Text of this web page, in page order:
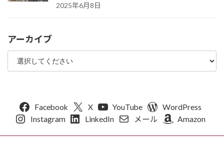
2025年6月8日
アーカイブ
Facebook X YouTube
WordPress
Instagram
LinkedIn メール Amazon